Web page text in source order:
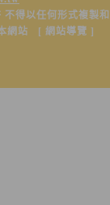
不得以任何形式複製
網站 [ 網站導覽 ]